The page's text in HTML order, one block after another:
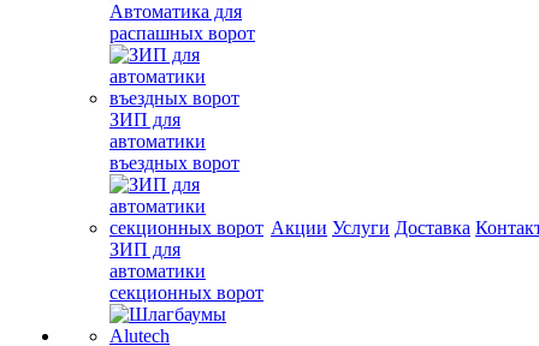
Автоматика для
распашных ворот
ЗИП для
автоматики
въездных ворот
ЗИП для
автоматики
секционных ворот
Акции Услуги Доставка